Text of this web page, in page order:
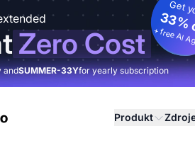
Zero Cost
Get
33%
+ free AI
andSUMMER-33Yfor yearly subscription
Produkt